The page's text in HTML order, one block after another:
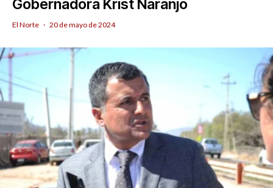
Gobernadora Krist Naranjo
El Norte · 20 de mayo de 2024